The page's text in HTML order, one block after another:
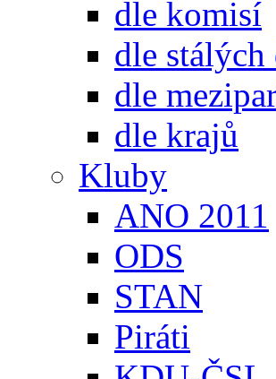
dle komisí
dle stálých
dle
dle krajů
Kluby
ANO 2011
ODS
STAN
Piráti